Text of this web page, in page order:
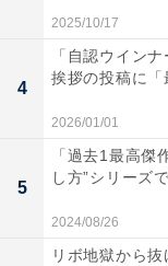
2025/10/17
4
「自認ウイン
挨拶の投稿に
2026/01/01
5
「過去1最高傑
し方”シリーズ
2024/08/26
リボ地獄から